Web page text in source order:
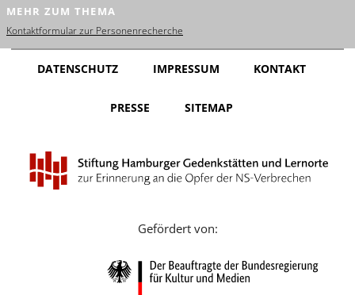
Dansk
Español
Nederlands
Português
Русский
MEHR ZUM THEMA
Kontaktformular zur Personenrecherche
DATENSCHUTZ IMPRESSUM KONTAKT
PRESSE SITEMAP
Gefördert von: